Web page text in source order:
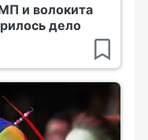
и волокита
дело